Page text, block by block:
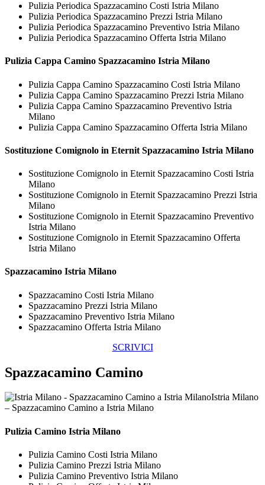
Pulizia Periodica Spazzacamino Costi Istria Milano
Pulizia Periodica Spazzacamino Prezzi Istria Milano
Pulizia Periodica Spazzacamino Preventivo Istria Milano
Pulizia Periodica Spazzacamino Offerta Istria Milano
Pulizia Cappa Camino Spazzacamino Istria Milano
Pulizia Cappa Camino Spazzacamino Costi Istria Milano
Pulizia Cappa Camino Spazzacamino Prezzi Istria Milano
Pulizia Cappa Camino Spazzacamino Preventivo Istria
Milano
Pulizia Cappa Camino Spazzacamino Offerta Istria Milano
Sostituzione Comignolo in Eternit Spazzacamino Istria Milano
Sostituzione Comignolo in Eternit Spazzacamino Costi Istria
Milano
Sostituzione Comignolo in Eternit Spazzacamino Prezzi Istria
Milano
Sostituzione Comignolo in Eternit Spazzacamino Preventivo
Istria Milano
Sostituzione Comignolo in Eternit Spazzacamino Offerta
Istria Milano
Spazzacamino Istria Milano
Spazzacamino Costi Istria Milano
Spazzacamino Prezzi Istria Milano
Spazzacamino Preventivo Istria Milano
Spazzacamino Offerta Istria Milano
SCRIVICI
Spazzacamino Camino
Istria Milano
– Spazzacamino Camino a Istria Milano
Pulizia Camino Istria Milano
Pulizia Camino Costi Istria Milano
Pulizia Camino Prezzi Istria Milano
Pulizia Camino Preventivo Istria Milano